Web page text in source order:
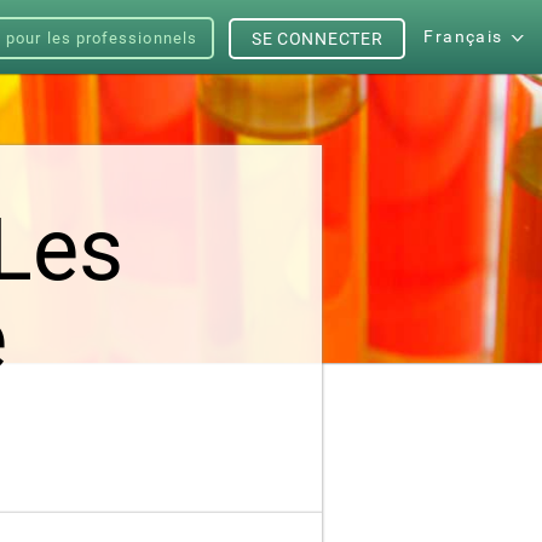
pour les professionnels Français
SE CONNECTER